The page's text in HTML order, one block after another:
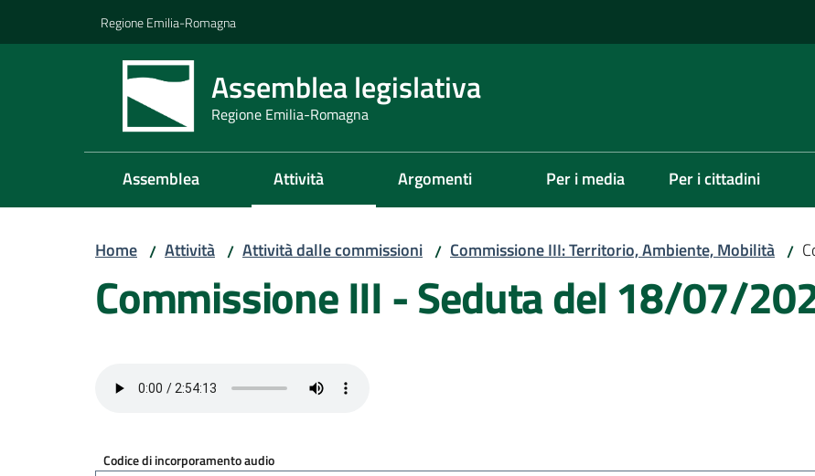
Regione Emilia-Romagna
Assemblea legislativa
Regione Emilia-Romagna
Assemblea Attività Argomenti Per i media Per i cittadini
Home / Attività / Attività dalle commissioni / Commissione III: Territorio, Ambiente, Mobilità /
Commissione III - Seduta del 18/07/
Codice di incorporamento audio